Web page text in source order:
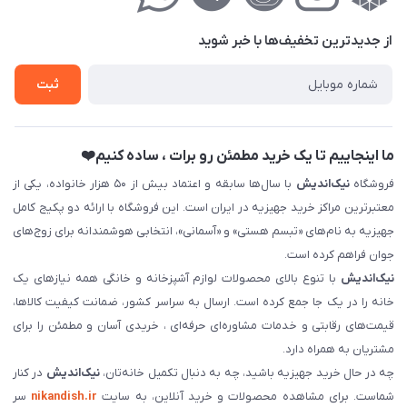
فروش‌اقساطی
از جدید‌ترین تخفیف‌ها با‌ خبر شوید
ثبت
ما اینجاییم تا یک خرید مطمئن رو برات ، ساده کنیم❤️
فروشگاهنیک‌اندیش
با سال‌ها سابقه و اعتماد بیش از ۵۰ هزار خانواده، یکی از
معتبرترین مراکز خرید جهیزیه در ایران است. این فروشگاه با ارائه دو پکیج کامل
جهیزیه به نام‌های «تبسم هستی» و «آسمانی»، انتخابی هوشمندانه برای زوج‌های
جوان فراهم کرده است.
نیک‌اندیش با تنوع بالای محصولات لوازم آشپزخانه و خانگی همه نیازهای یک
خانه را در یک جا جمع کرده است. ارسال به سراسر کشور، ضمانت کیفیت کالاها،
قیمت‌های رقابتی و خدمات مشاوره‌ای حرفه‌ای ، خریدی آسان و مطمئن را برای
مشتریان به همراه دارد.
چه در حال خرید جهیزیه باشید، چه به دنبال تکمیل خانه‌تان،نیک‌اندیش در کنار
شماست. برای مشاهده محصولات و خرید آنلاین، به سایت nikandish.ir سر